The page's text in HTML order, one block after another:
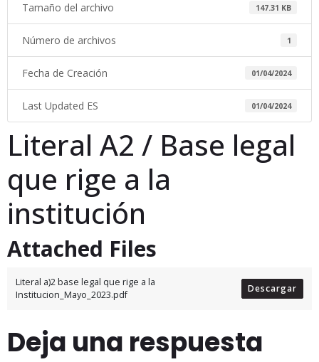
Tamaño del archivo 147.31 KB
Número de archivos 1
Fecha de Creación 01/04/2024
Last Updated ES 01/04/2024
Literal A2 / Base legal
que rige a la
institución
Attached Files
Literal a)2 base legal que rige a la
Institucion_Mayo_2023.pdf
Descargar
Deja una respuesta